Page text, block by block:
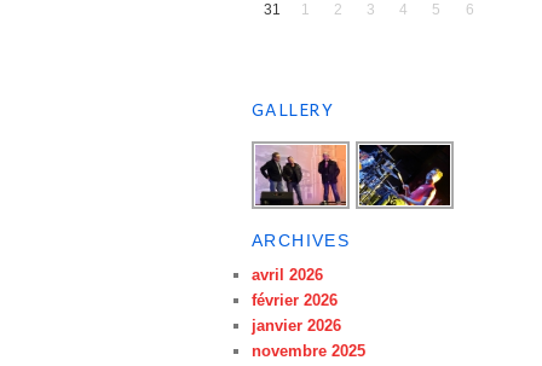
31
1 2 3 4 5 6
GALLERY
ARCHIVES
avril 2026
février 2026
janvier 2026
novembre 2025